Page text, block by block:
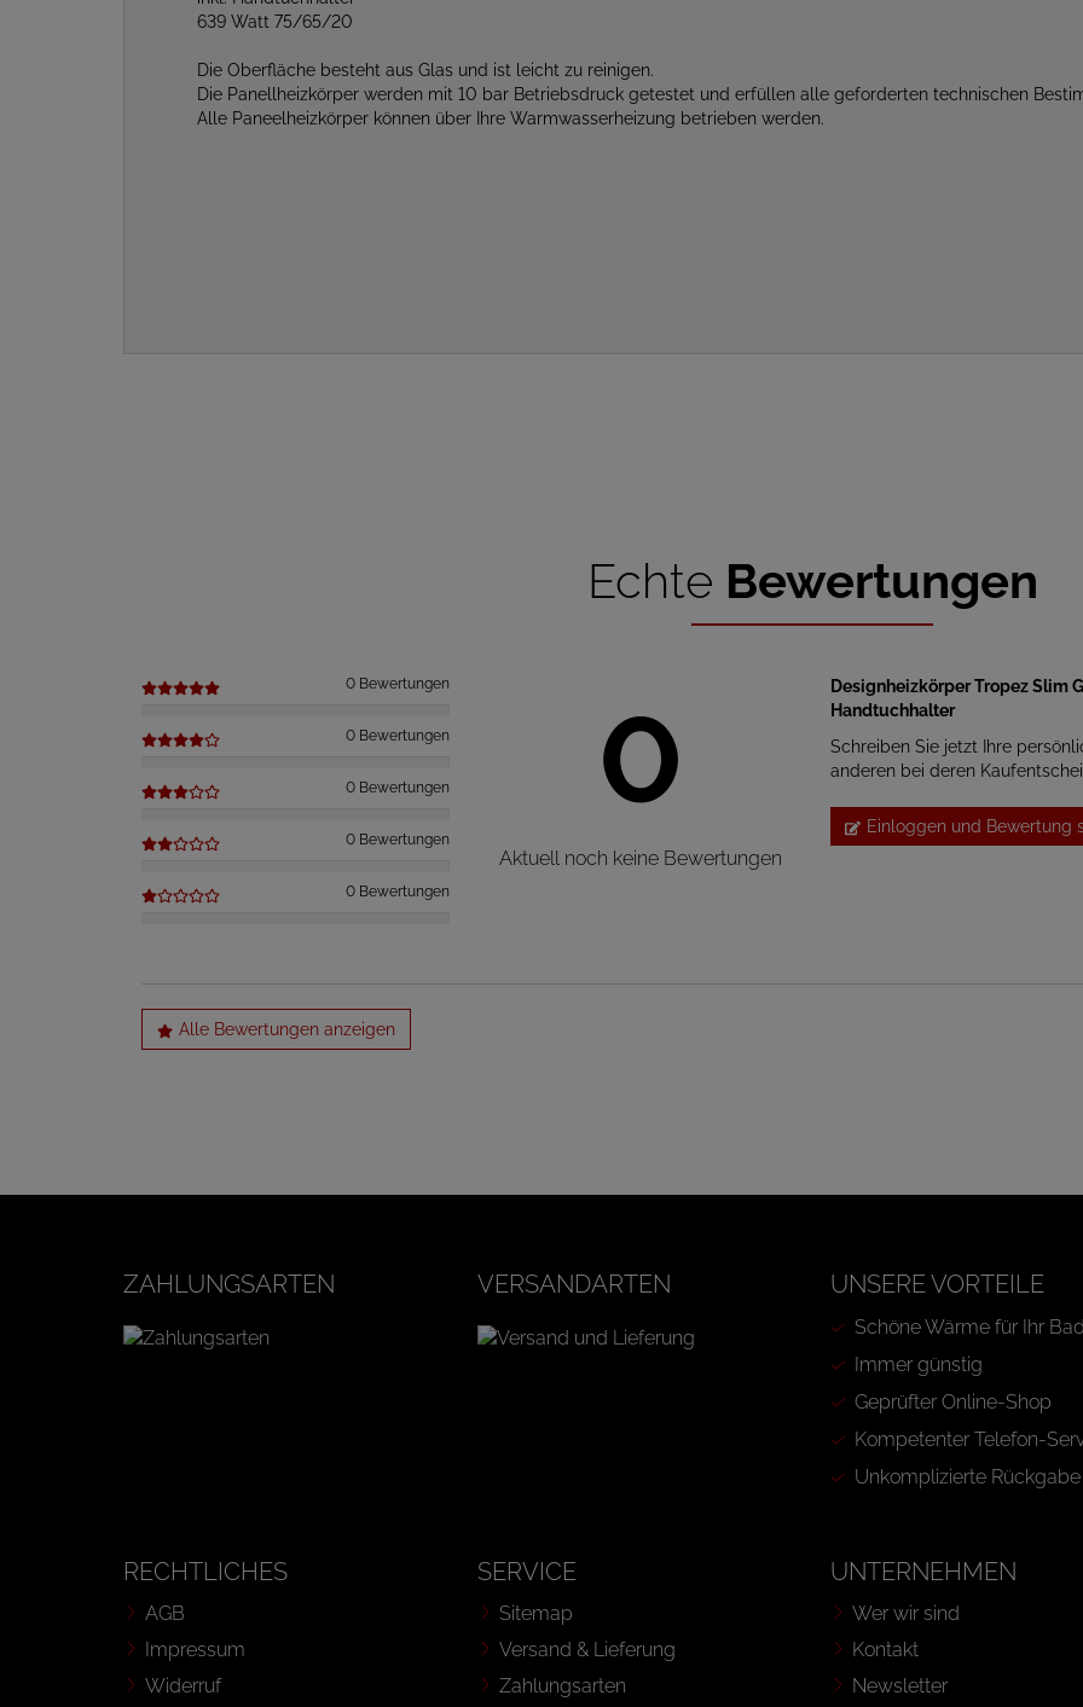
639 Watt 75/65/20
Die Oberfläche besteht aus Glas und ist leicht zu reinigen.
Die Panellheizkörper werden mit 10 bar Betriebsdruck getestet und erfüllen alle geforderten technischen
Alle Paneelheizkörper können über Ihre Warmwasserheizung betrieben werden.
Echte Bewertungen
0 Bewertungen
0 Bewertungen
0 Bewertungen
0 Bewertungen
0 Bewertungen
0
Aktuell noch keine Bewertungen
Designheizkörper Tropez Slim
Handtuchhalter
Schreiben Sie jetzt Ihre
anderen bei deren
Einloggen und Bewertung
Alle Bewertungen anzeigen
ZAHLUNGSARTEN VERSANDARTEN UNSERE VORTEILE
Schöne Wärme für Ihr Bad
Immer günstig
Geprüfter Online-Shop
Kompetenter Telefon-
Unkomplizierte Rückgabe
RECHTLICHES
AGB
Impressum
Widerruf
SERVICE
Sitemap
Versand & Lieferung
Zahlungsarten
UNTERNEHMEN
Wer wir sind
Kontakt
Newsletter